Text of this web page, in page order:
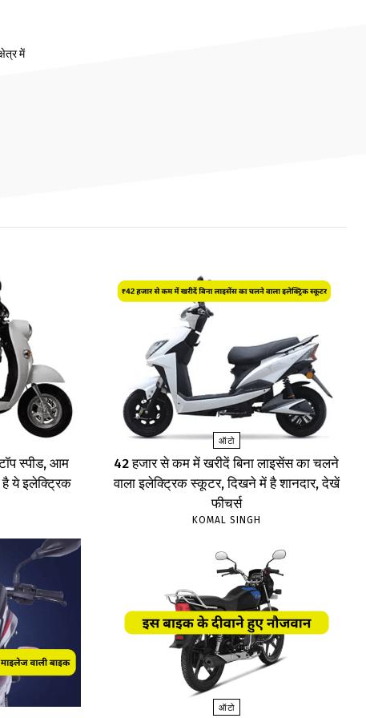
में
स्पीड, आम
ये इलेक्ट्रिक
ऑटो
₹42 हजार से कम में खरीदें बिना लाइसेंस का चलने
वाला इलेक्ट्रिक स्कूटर, दिखने में है शानदार, देखें
फीचर्स
KOMAL SINGH
ऑटो